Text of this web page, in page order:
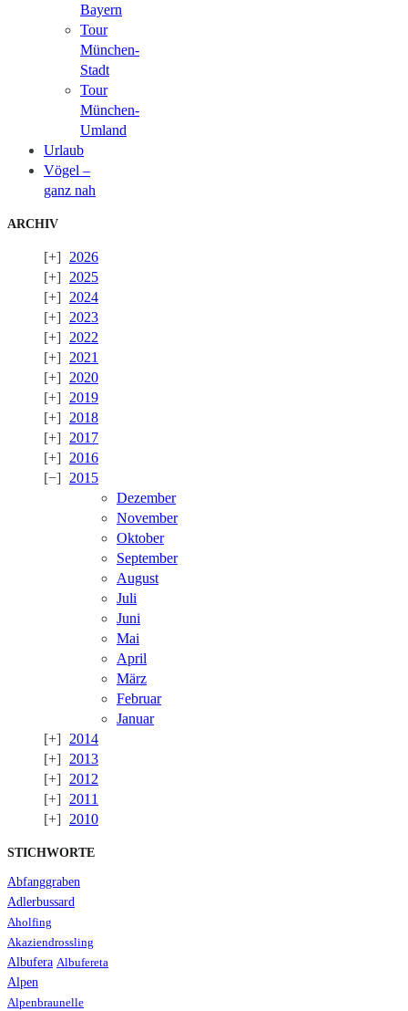
Bayern
Tour
München-
Stadt
Tour
München-
Umland
Urlaub
Vögel –
ganz nah
ARCHIV
2026
2025
2024
2023
2022
2021
2020
2019
2018
2017
2016
2015
Dezember
November
Oktober
September
August
Juli
Juni
Mai
April
März
Februar
Januar
2014
2013
2012
2011
2010
STICHWORTE
Abfanggraben
Adlerbussard
Aholfing
Akaziendrossling
Albufera Albufereta
Alpen
Alpenbraunelle